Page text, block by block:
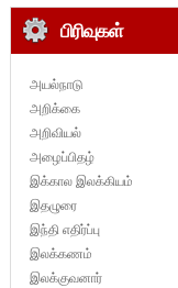
பிரிவுகள்
அயல்நாடு
அறிக்கை
அறிவியல்
அழைப்பிதழ்
இக்கால இலக்கியம்
இதழுரை
இந்தி எதிர்ப்பு
இலக்கணம்
இலக்குவனார்